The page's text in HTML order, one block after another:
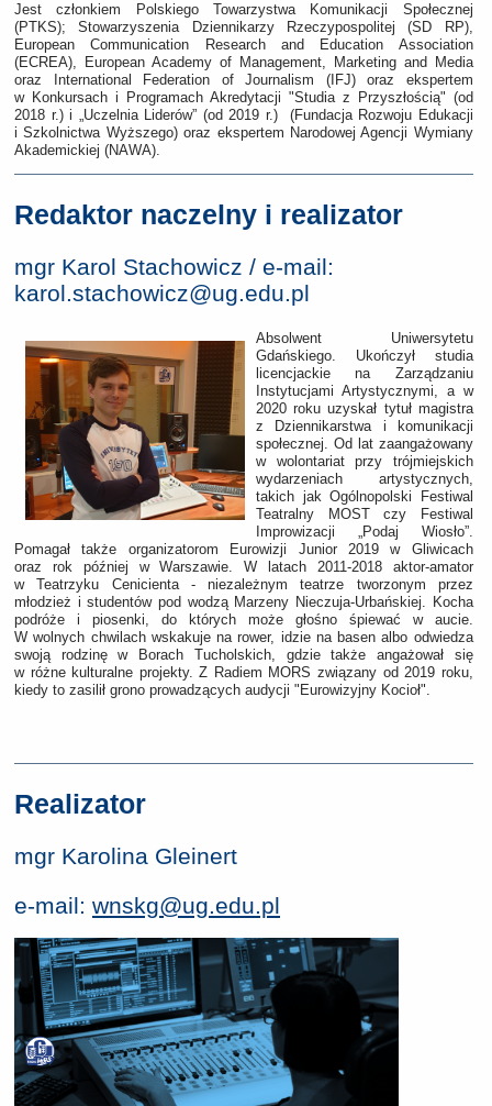
Jest członkiem Polskiego Towarzystwa Komunikacji Społecznej
(PTKS); Stowarzyszenia Dziennikarzy Rzeczypospolitej (SD RP),
European Communication Research and Education Association
(ECREA), European Academy of Management, Marketing and Media
oraz International Federation of Journalism (IFJ) oraz ekspertem
w Konkursach i Programach Akredytacji "Studia z Przyszłością" (od
2018 r.) i „Uczelnia Liderów” (od 2019 r.) (Fundacja Rozwoju Edukacji
i Szkolnictwa Wyższego) oraz ekspertem Narodowej Agencji Wymiany
Akademickiej (NAWA).
Redaktor naczelny i realizator
mgr Karol Stachowicz / e-mail:
karol.stachowicz@ug.edu.pl
Absolwent Uniwersytetu
Gdańskiego. Ukończył studia
licencjackie na Zarządzaniu
Instytucjami Artystycznymi, a w
2020 roku uzyskał tytuł magistra
z Dziennikarstwa i komunikacji
społecznej. Od lat zaangażowany
wwolontariat przy trójmiejskich
wydarzeniach artystycznych,
takich jak Ogólnopolski Festiwal
Teatralny MOST czy Festiwal
Improwizacji „Podaj Wiosło”.
Pomagał także organizatorom Eurowizji Junior 2019 w Gliwicach
oraz rok później w Warszawie. W latach 2011-2018 aktor-amator
w Teatrzyku Cenicienta - niezależnym teatrze tworzonym przez
młodzież i studentówpod wodzą Marzeny Nieczuja-Urbańskiej. Kocha
podróże i piosenki, do których może głośno śpiewać w aucie.
W wolnych chwilach wskakuje na rower, idzie na basen albo odwiedza
swoją rodzinę w Borach Tucholskich, gdzie także angażował się
w różne kulturalne projekty. Z Radiem MORS związany od 2019 roku,
kiedy to zasilił grono prowadzących audycji "Eurowizyjny Kocioł".
Realizator
mgr Karolina Gleinert
e-mail: wnskg@ug.edu.pl